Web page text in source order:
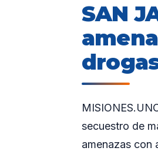
SAN
secuestro de
amenazas con